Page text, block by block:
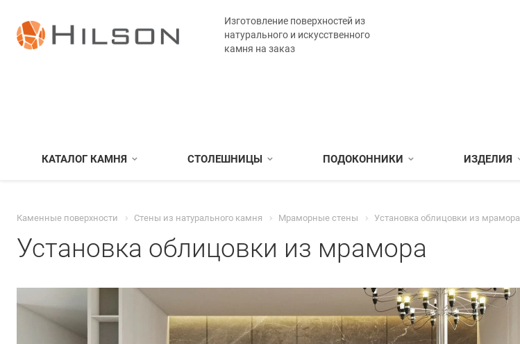
Изготовление поверхностей из
натурального и искусственного
камня на заказ
КАТАЛОГ КАМНЯ СТОЛЕШНИЦЫ ПОДОКОННИКИ ИЗДЕЛИЯ
Каменные поверхности Стены из натурального камня Мраморные стены Установка облицовки из мрамора
Установка облицовки из мрамора